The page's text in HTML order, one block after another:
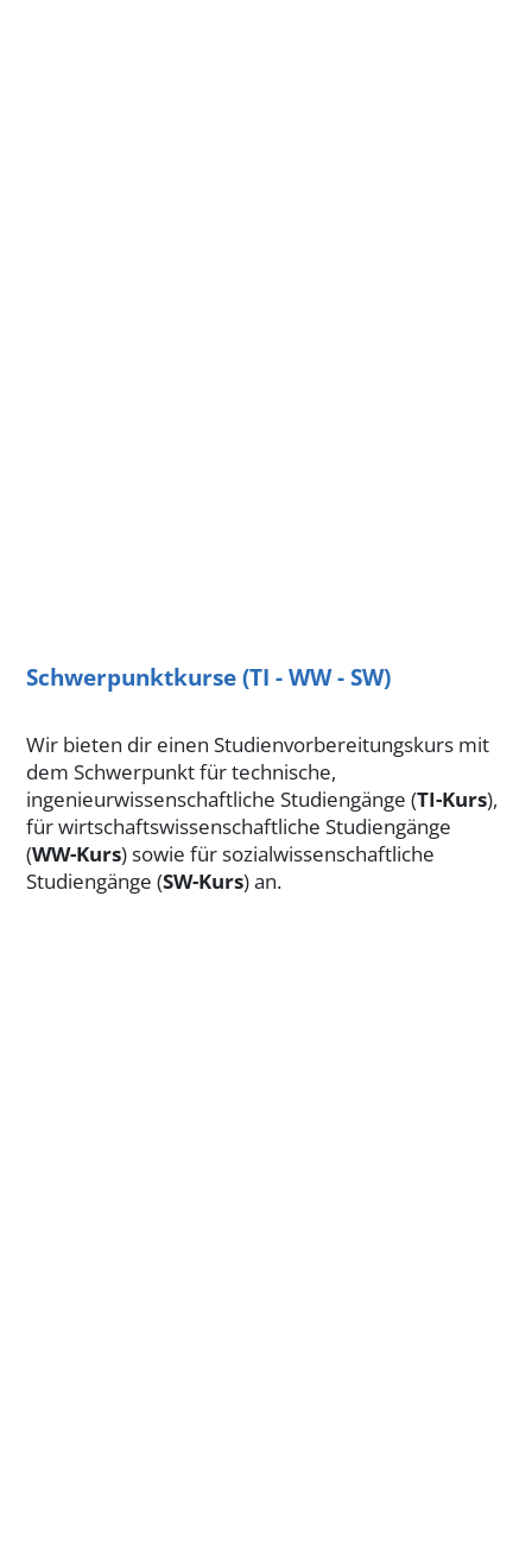
Schwerpunktkurse (TI - WW - SW)
Wir bieten dir einen Studienvorbereitungskurs mit
dem Schwerpunkt für technische,
ingenieurwissenschaftliche Studiengänge (TI-Kurs),
für wirtschaftswissenschaftliche Studiengänge
(WW-Kurs) sowie für sozialwissenschaftliche
Studiengänge (SW-Kurs) an.